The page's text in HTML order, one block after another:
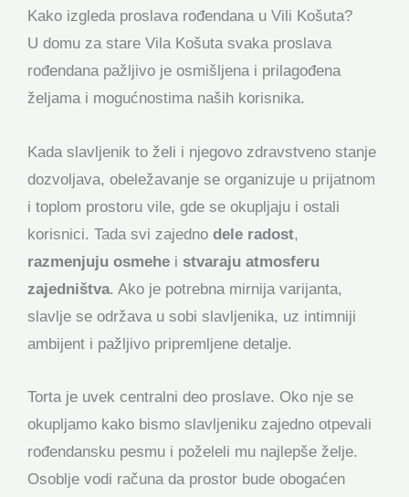
Kako izgleda proslava rođendana u Vili Košuta?
U domu za stare Vila Košuta svaka proslava
rođendana pažljivo je osmišljena i prilagođena
željama i mogućnostima naših korisnika.
Kada slavljenik to želi i njegovo zdravstveno stanje
dozvoljava, obeležavanje se organizuje u prijatnom
i toplom prostoru vile, gde se okupljaju i ostali
korisnici. Tada svi zajedno dele radost,
razmenjuju osmehe i stvaraju atmosferu
zajedništva. Ako je potrebna mirnija varijanta,
slavlje se održava u sobi slavljenika, uz intimniji
ambijent i pažljivo pripremljene detalje.
Torta je uvek centralni deo proslave. Oko nje se
okupljamo kako bismo slavljeniku zajedno otpevali
rođendansku pesmu i poželeli mu najlepše želje.
Osoblje vodi računa da prostor bude obogaćen